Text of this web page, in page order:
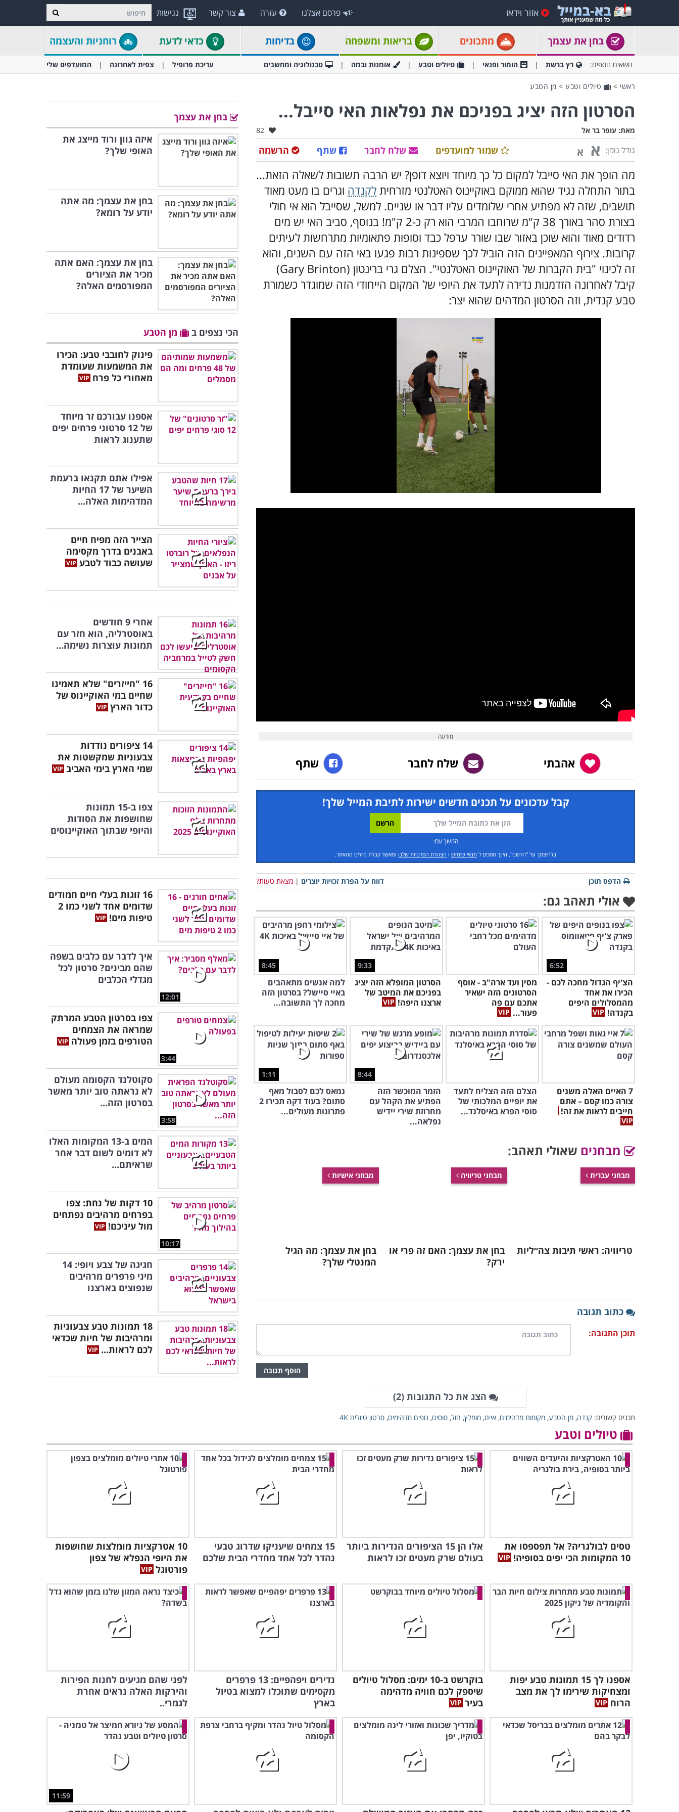
נגישות אזור וידאו פרסם אצלנו עזרה צור קשר
בחן את עצמך מתכונים בריאות ומשפחה בדיחות כדאי לדעת רוחניות והעצמה
נושאים נוספים: רץ ברשת הומור ופנאי טיולים וטבע אומנות ובמה טכנולוגיה ומחשבים עריכת פרופיל צפית לאחרונה המועדפים שלי
ראשי > טיולים וטבע > מן הטבע
הסרטון הזה יציג בפניכם את נפלאות האי סייבל...
מאת: עופר בר אל אהבו:
82
גודל גופן: א א הרשמה שתף שלח לחבר שמור למועדפים
מה הופך את האי סייבל למקום כל כך מיוחד ויוצא דופן? יש הרבה תשובות לשאלה הזאת...
בתור התחלה נגיד שהוא ממוקם באוקיינוס האטלנטי מזרחיתלקנדה וגרים בו מעט מאוד
תושבים, שזה לא מפתיע אחרי שלומדים עליו דבר או שניים. למשל, שסייבל הוא אי חולי
בצורת סהר באורך 38 ק"מ שרוחבו המרבי הוא רק כ-2 ק"מ! בנוסף, סביב האי יש מים
רדודים מאוד והוא שוכן באזור שבו שורר ערפל כבד וסופות פתאומיות מתרחשות לעיתים
קרובות. צירוף המאפיינים הזה הוביל לכך שספינות רבות פגעו באי הזה עם השנים, והוא
זה לכינוי "בית הקברות של האוקיינוס האטלנטי". הצלם גרי ברינטון (Gary Brinton)
קיבל לאחרונה הזדמנות נדירה לתעד את היופי של המקום הייחודי הזה שמוגדר כשמורת
טבע קנדית, וזה הסרטון המדהים שהוא יצר:
אהבתי שלח לחבר שתף
קבל עדכונים על תכנים חדשים ישירות לתיבת המייל שלך!
המשך עם:
בלחיצתך על "הרשם", הינך מסכים ל תנאי שימוש ו הצהרת הפרטיות שלנו ומאשר קבלת מיילים מהאתר.
דווח על הפרת זכויות יוצרים | מצאת טעות? הדפס תוכן
אולי תאהב גם:
6:52
הצ'יף הגדול מחכה לכם -
הכירו את אחד
מהמסלולים היפים
בקנדה!
מסין ועד ארה"ב - אוסף
הסרטונים הזה ישאיר
אתכם עם פה
פעור...
9:33
הסרטון המופלא הזה יציג
בפניכם את המיטב של
ארצנו היפה!
8:45
למה אנשים מתאהבים
באיי סיישל? בסרטון הזה
מחכה לך התשובה...
7 האיים האלה משנים
צורה כמו קסם – אתם
חייבים לראות את זה!
הצלם הזה הצליח לתעד
את יופיים המלכותי של
סוסי הפרא באיסלנד...
8:44
הזמר המוכשר הזה
הפתיע את הקהל עם
מחרוזת שירי יידיש
נפלאה...
1:11
נמאס לכם לסבול מאף
סתום? בעוד דקה תכירו 2
פתרונות מעולים...
מבחנים שאולי תאהב:
מבחני עברית
טריוויה: ראשי תיבות צה״ליות
מבחני טריוויה
בחן את עצמך: האם זה פרי או
ירק?
מבחני אישיות
בחן את עצמך: מה הגיל
המנטלי שלך?
כתוב תגובה
תוכן התגובה:
הוסף תגובה
הצג את כל התגובות (2
)
תכנים קשורים: קנדה, מן הטבע, מקומות מדהימים, איים, מומלץ, חול, סוסים, נופים מדהימים, סרטון טיולים 4K
בחן את עצמך
איזה גוון ורוד מייצג את
האופי שלך?
בחן את עצמך: מה אתה
יודע על רומא?
בחן את עצמך: האם אתה
מכיר את הציורים
המפורסמים האלה?
הכי נצפים ב
מן הטבע
פינוק לחובבי טבע: הכירו
את המשמעות שעומדת
מאחורי כל פרח
אספנו עבורכם זר מיוחד
של 12 סרטוני פרחים יפים
שתענוג לראות
אפילו אתם תקנאו ברעמת
השיער של 17 החיות
המדהימות האלה...
הצייר הזה מפיח חיים
באבנים בדרך מקסימה
שעושה כבוד לטבע
אחרי 9 חודשים
באוסטרליה, הוא חזר עם
תמונות עוצרות נשימה...
16 "חייזרים" שלא תאמינו
שחיים במי האוקיינוס של
כדור הארץ
14 ציפורים נודדות
צבעוניות שמקשטות את
שמי הארץ בימי האביב
צפו ב-15 תמונות
שחושפות את הסודות
והיופי שבתוך האוקיינוסים
16 זוגות בעלי חיים חמודים
שדומים אחד לשני כמו 2
טיפות מים!
12:01
איך לדבר עם כלבים בשפה
שהם מבינים? סרטון לכל
מגדלי הכלבים
3:44
צפו בסרטון הטבע המרתק
שמראה את הצמחים
הטורפים בזמן פעולה
3:58
סקוטלנד הקסומה מעולם
לא נראתה טוב יותר מאשר
בסרטון הזה...
המים ב-13 המקומות האלו
לא דומים לשום דבר אחר
שראיתם...
10:17
10 דקות של נחת: צפו
בפרחים מרהיבים נפתחים
מול עיניכם!
חגיגה של צבע ויופי: 14
מיני פרפרים מרהיבים
שנפוצים בארצנו
18 תמונות טבע צבעוניות
ומרהיבות של חיות שכדאי
לכם לראות...
טיולים וטבע
טסים לבולגריה? אל תפספסו את
10 המקומות הכי יפים בסופיה!
אלו הן 15 הציפורים הנדירות ביותר
בעולם שרק מעטים זכו לראות
15 צמחים שיעניקו שדרוג טבעי
נהדר לכל אחד מחדרי הבית שלכם
10 אטרקציות מומלצות שחושפות
את היופי הנפלא של צפון
פורטוגל
אספנו לך 15 תמונות טבע יפות
ומצחיקות שירימו לך את מצב
הרוח
בוקרשט ב-10 ימים: מסלול טיולים
שיספק לכם חוויה מדהימה
בעיר
נדירים ויפהפיים: 13 פרפרים
מקסימים שתוכלו למצוא בטיול
בארץ
לפני שהם מגיעים לחנות הפירות
והירקות האלה נראים אחרת
לגמרי..
11:59